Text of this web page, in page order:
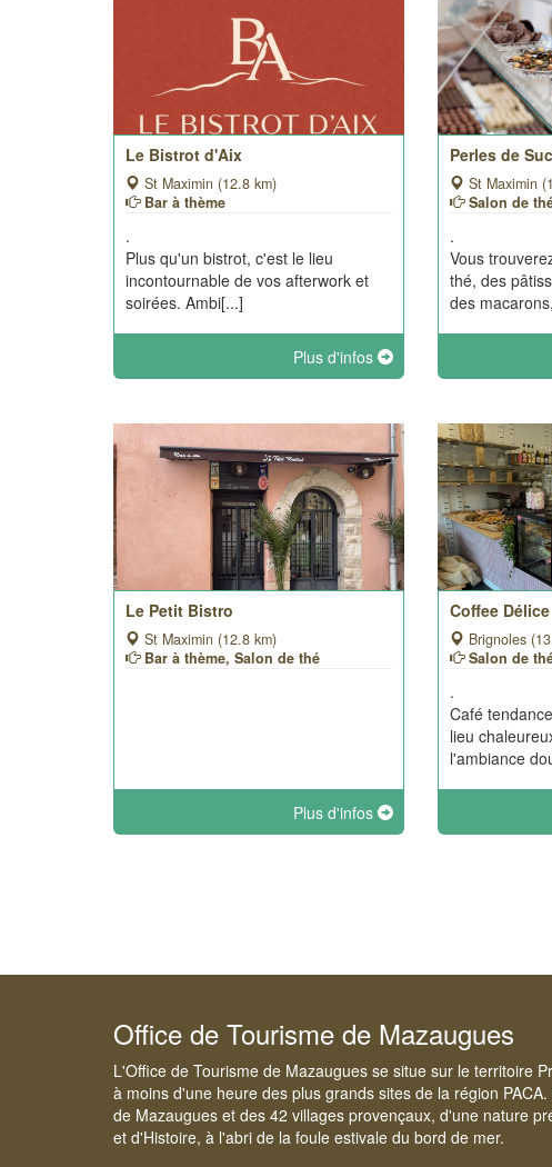
Le Bistrot d'Aix
St Maximin (12.8 km)
Bar à thème
.
Plus qu'un bistrot, c'est le lieu
incontournable de vos afterwork et
soirées. Ambi[...]
Plus d'infos
Perles de
St Maximin
Salon de
.
Vous
thé, des
des
Le Petit Bistro
St Maximin (12.8 km)
Bar à thème, Salon de thé
Plus d'infos
Coffee Délice
Brignoles
Salon de
.
Café
lieu
l'ambiance
Office de Tourisme de Mazaugues
L'Office de Tourisme de Mazaugues se situe sur le territoire
à moins d'une heure des plus grands sites de la région
de Mazaugues et des 42 villages provençaux, d'une nature
et d'Histoire, à l'abri de la foule estivale du bord de mer.